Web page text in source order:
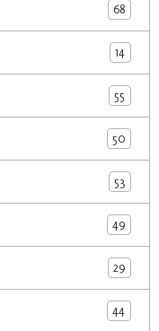
68
14
55
50
53
49
29
44